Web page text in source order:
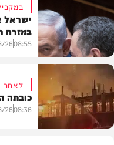
חרדים
חדשות
ישראל
במזרח
08:55
26
לאחר
כובתה
08:36
26